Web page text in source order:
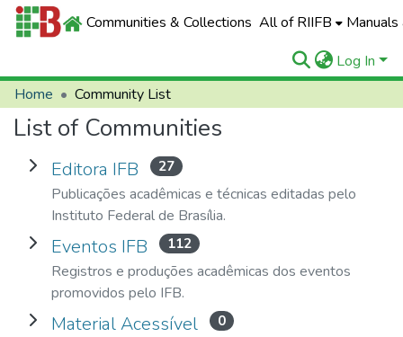
Communities & Collections All of RIIFB
Manuals
Log In
Home
Community List
List of Communities
Expand Editora IFB
Editora IFB 27
Publicações acadêmicas e técnicas editadas pelo
Instituto Federal de Brasília.
Expand Eventos IFB
Eventos IFB 112
Registros e produções acadêmicas dos eventos
promovidos pelo IFB.
Expand Material Acessível
Material Acessível 0